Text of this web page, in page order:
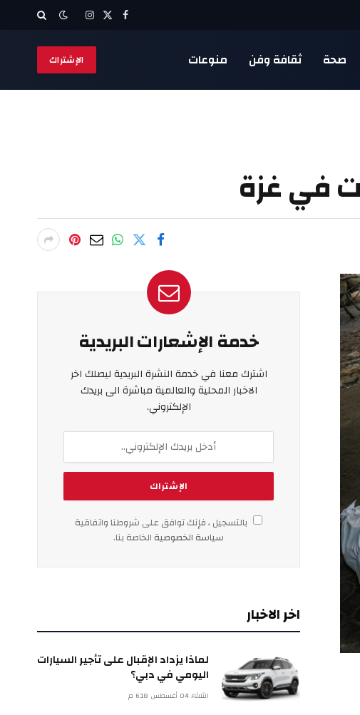
فيسبوك
X
الانستغرام
صحة ثقافة وفن منوعات الإشتراك
في غزة
خدمة الإشعارات البريدية
اشترك معنا في خدمة النشرة البريدية ليصلك اخر
الاخبار المحلية والعالمية مباشرة الى بريدك
الإلكتروني.
بالتسجيل ، فإنك توافق على شروطنا واتفاقية
سياسة الخصوصية الخاصة بنا.
اخر الاخبار
لماذا يزداد الإقبال على تأجير السيارات
اليومي في دبي؟
الثلاثاء 04 أغسطس 6:18 م